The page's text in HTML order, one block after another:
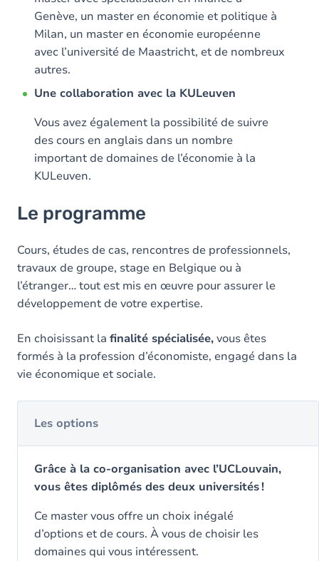
Genève, un master en économie et politique à
Milan, un master en économie européenne
avec l’université de Maastricht, et de nombreux
autres.
Une collaboration avec la KULeuven
Vous avez également la possibilité de suivre
des cours en anglais dans un nombre
important de domaines de l’économie à la
KULeuven.
Le programme
Cours, études de cas, rencontres de professionnels,
travaux de groupe, stage en Belgique ou à
l’étranger… tout est mis en œuvre pour assurer le
développement de votre expertise.
En choisissant la finalité spécialisée,vous êtes
formés à la profession d’économiste, engagé dans la
vie économique et sociale.
Les options
Grâce à la co-organisation avec l’UCLouvain,
vous êtes diplômés des deux universités !
Ce master vous offre un choix inégalé
d’options et de cours. À vous de choisir les
domaines qui vous intéressent.